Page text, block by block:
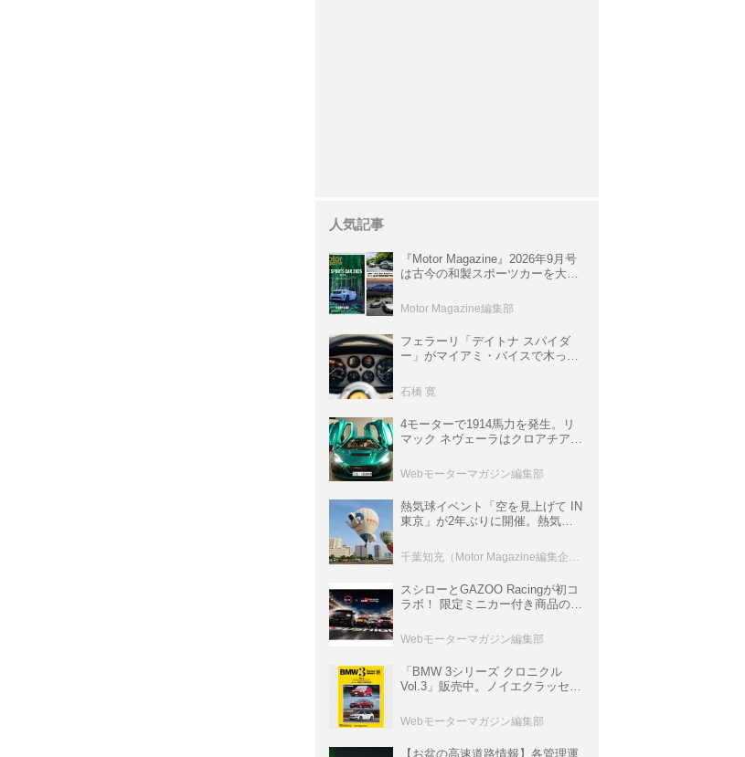
人気記事
『Motor Magazine』2026年9月号
は古今の和製スポーツカーを大特
情報も満載
Motor Magazine編集部
フェラーリ「デイトナ スパイダ
ー」がマイアミ・バイスで木っ端
サ」に化けた理由
石橋 寛
4モーターで1914馬力を発生。リ
マック ネヴェーラはクロアチア発
ロニクル・完全版／115】
Webモーターマガジン編集部
熱気球イベント「空を見上げて IN
東京」が2年ぶりに開催。熱気球
室などのコンテンツも
スシローとGAZOO Racingが初コ
ラボ！ 限定ミニカー付き商品の
ト体験があたる抽選企画などを展
開
Webモーターマガジン編集部
「BMW 3シリーズ クロニクル
Vol.3」販売中。ノイエクラッセか
ムック
Webモーターマガジン編集部
【お盆の高速道路情報】各管理運